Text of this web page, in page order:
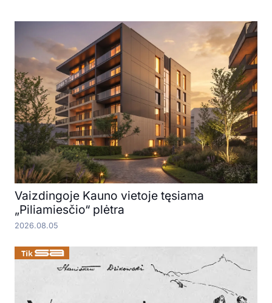
Vaizdingoje Kauno vietoje tęsiama
„Piliamiesčio“ plėtra
2026.08.05